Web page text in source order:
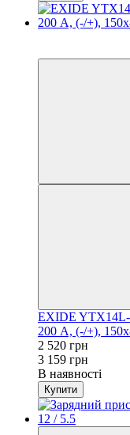
EXIDE
200 А, (-/+),
2 520 грн
3 159 грн
В наявності
Купити